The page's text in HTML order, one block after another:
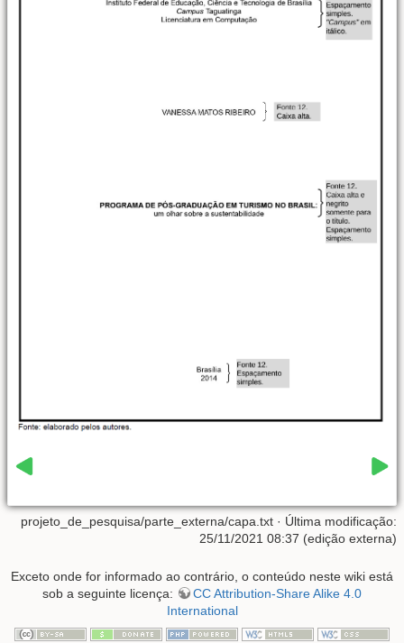
projeto_de_pesquisa/parte_externa/capa.txt · Última modificação:
25/11/2021 08:37 (edição externa)
Exceto onde for informado ao contrário, o conteúdo neste wiki está
sob a seguinte licença:
CC Attribution-Share Alike 4.0
International